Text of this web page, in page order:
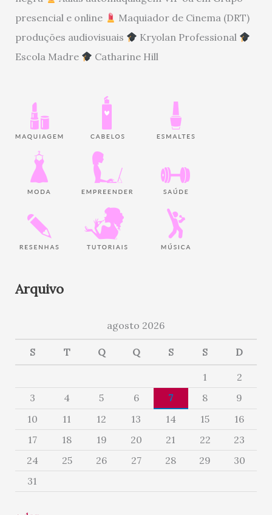
presencial e online
Maquiador de Cinema (DRT)
produções audiovisuais
Kryolan Professional
Escola Madre
Catharine Hill
Arquivo
agosto 2026
S T Q Q S S D
1
2
3
4 5 6 7 8
9
10
11 12 13 14 15
16
17
18 19 20 21 22
23
24
25 26 27 28 29
30
31